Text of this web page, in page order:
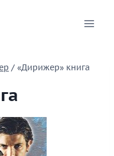
/ «Дирижер» книга